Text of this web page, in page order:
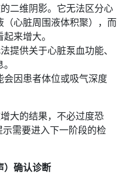
二维阴影。它无法区分心
心脏周围液体积聚），而
来增大。
提供关于心脏泵血功能、
会因患者体位或吸气深度
大的结果，不必过度恐
需要进入下一阶段的检
）确认诊断